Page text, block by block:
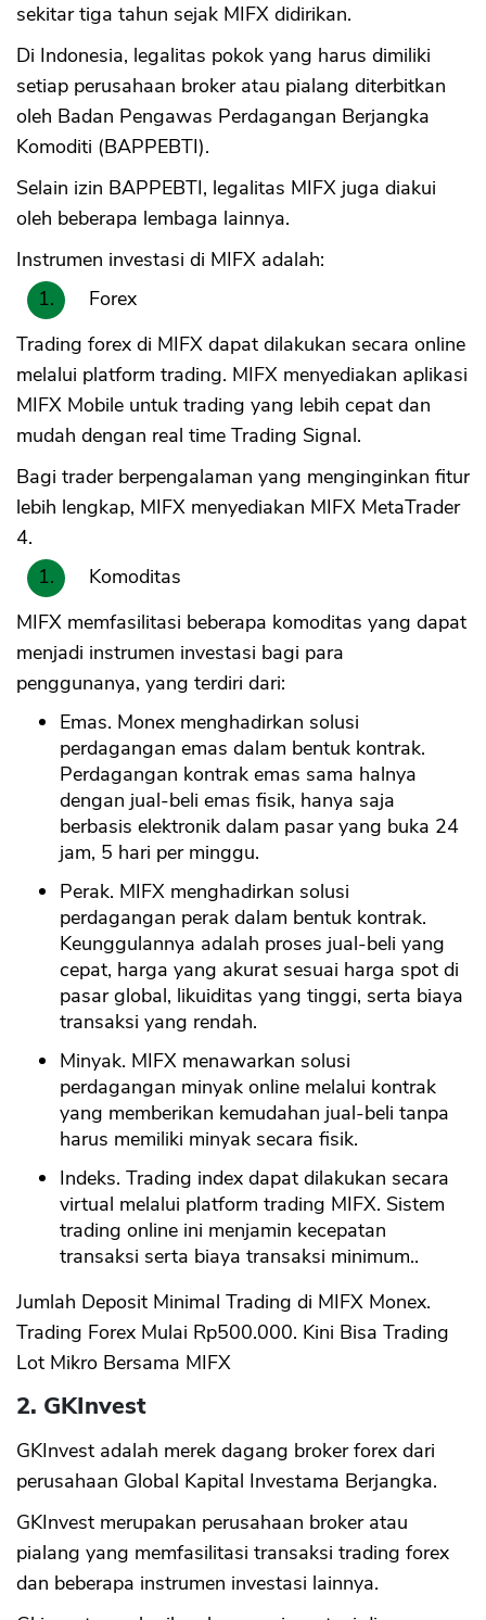
sekitar tiga tahun sejak MIFX didirikan.
Di Indonesia, legalitas pokok yang harus dimiliki
setiap perusahaan broker atau pialang diterbitkan
oleh Badan Pengawas Perdagangan Berjangka
Komoditi (BAPPEBTI).
Selain izin BAPPEBTI, legalitas MIFX juga diakui
oleh beberapa lembaga lainnya.
Instrumen investasi di MIFX adalah:
Forex
Trading forex di MIFX dapat dilakukan secara online
melalui platform trading. MIFX menyediakan aplikasi
MIFX Mobile untuk trading yang lebih cepat dan
mudah dengan real time Trading Signal.
Bagi trader berpengalaman yang menginginkan fitur
lebih lengkap, MIFX menyediakan MIFX MetaTrader
4.
Komoditas
MIFX memfasilitasi beberapa komoditas yang dapat
menjadi instrumen investasi bagi para
penggunanya, yang terdiri dari:
Emas. Monex menghadirkan solusi
perdagangan emas dalam bentuk kontrak.
Perdagangan kontrak emas sama halnya
dengan jual-beli emas fisik, hanya saja
berbasis elektronik dalam pasar yang buka 24
jam, 5 hari per minggu.
Perak. MIFX menghadirkan solusi
perdagangan perak dalam bentuk kontrak.
Keunggulannya adalah proses jual-beli yang
cepat, harga yang akurat sesuai harga spot di
pasar global, likuiditas yang tinggi, serta biaya
transaksi yang rendah.
Minyak. MIFX menawarkan solusi
perdagangan minyak online melalui kontrak
yang memberikan kemudahan jual-beli tanpa
harus memiliki minyak secara fisik.
Indeks. Trading index dapat dilakukan secara
virtual melalui platform trading MIFX. Sistem
trading online ini menjamin kecepatan
transaksi serta biaya transaksi minimum..
Jumlah Deposit Minimal Trading di MIFX Monex.
Trading Forex Mulai Rp500.000. Kini Bisa Trading
Lot Mikro Bersama MIFX
2. GKInvest
GKInvest adalah merek dagang broker forex dari
perusahaan Global Kapital Investama Berjangka.
GKInvest merupakan perusahaan broker atau
pialang yang memfasilitasi transaksi trading forex
dan beberapa instrumen investasi lainnya.